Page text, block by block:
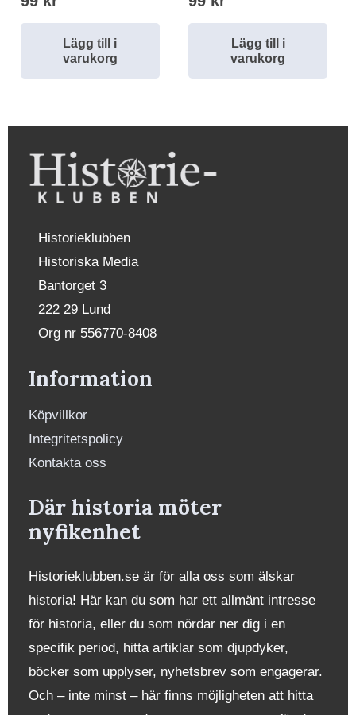
Lägg till i
varukorg
Lägg till i
varukorg
Historieklubben
Historiska Media
Bantorget 3
222 29 Lund
Org nr 556770-8408
Information
Köpvillkor
Integritetspolicy
Kontakta oss
Där historia möter
nyfikenhet
Historieklubben.se är för alla oss som älskar
historia! Här kan du som har ett allmänt intresse
för historia, eller du som nördar ner dig i en
specifik period, hitta artiklar som djupdyker,
böcker som upplyser, nyhetsbrev som engagerar.
Och – inte minst – här finns möjligheten att hitta